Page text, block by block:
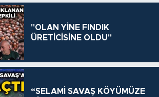
"OLAN YİNE FINDIK
ÜRETİCİSİNE OLDU"
“SELAMİ SAVAŞ KÖYÜMÜZE